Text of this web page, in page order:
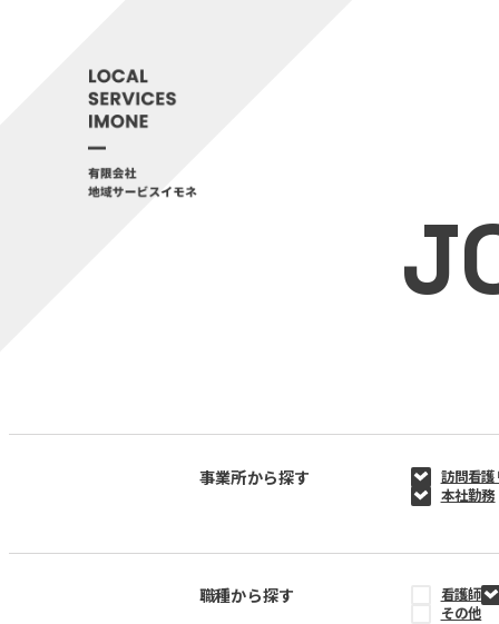
事業所から探す
訪問看
本社勤務
職種から探す
看護師
その他